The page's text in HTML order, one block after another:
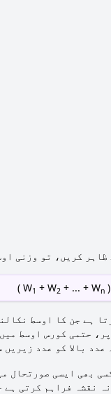
ظاہر کریں، تو وزنی
)
1 + W2 + ... + Wn
)
ہے جن کا اوسط
حتمی کورس اوسط
بالا کو عدد
بھی ایسی
نقشہ فراہم کرتی